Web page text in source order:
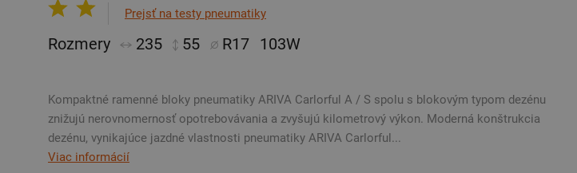
Prejsť na testy pneumatiky
Rozmery 235 55 R17 103W
Kompaktné ramenné bloky pneumatiky ARIVA Carlorful A / S spolu s blokovým typom dezénu
znižujú nerovnomernosť opotrebovávania a zvyšujú kilometrový výkon. Moderná konštrukcia
dezénu, vynikajúce jazdné vlastnosti pneumatiky ARIVA Carlorful...
Viac informácií